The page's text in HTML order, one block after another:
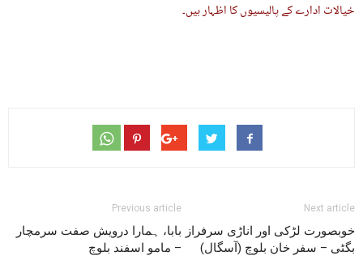
خیالات ادارے کے پالیسیوں کا اظہار ہیں۔
Previous article
بابا، ہمارا درویش صفت سرمچار
– مامو اسفند بلوچ
Next article
خوبصورت لڑکی اور اناڑی سرفراز
بگٹی – سفر خان بلوچ (آسگال)